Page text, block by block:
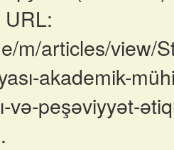
m/articles/view/
akademik-
və-peşəviyyət-